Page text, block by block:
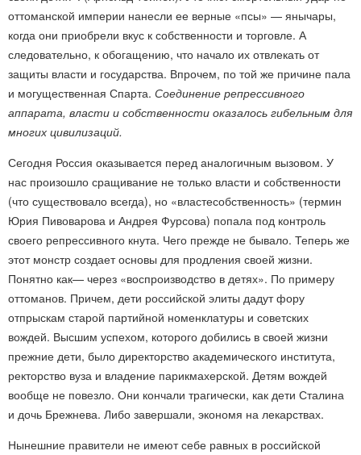
оттоманской империи нанесли ее верные «псы» — янычары,
когда они приобрели вкус к собственности и торговле. А
следовательно, к обогащению, что начало их отвлекать от
защиты власти и государства. Впрочем, по той же причине пала
и могущественная Спарта. Соединение репрессивного
аппарата, власти и собственности оказалось гибельным для
многих цивилизаций.
Сегодня Россия оказывается перед аналогичным вызовом. У
нас произошло сращивание не только власти и собственности
(что существовало всегда), но «властесобственность» (термин
Юрия Пивоварова и Андрея Фурсова) попала под контроль
своего репрессивного кнута. Чего прежде не бывало. Теперь же
этот монстр создает основы для продления своей жизни.
Понятно как— через «воспроизводство в детях». По примеру
оттоманов. Причем, дети российской элиты дадут фору
отпрыскам старой партийной номенклатуры и советских
вождей. Высшим успехом, которого добились в своей жизни
прежние дети, было директорство академического института,
ректорство вуза и владение парикмахерской. Детям вождей
вообще не повезло. Они кончали трагически, как дети Сталина
и дочь Брежнева. Либо завершали, экономя на лекарствах.
Нынешние правители не имеют себе равных в российской